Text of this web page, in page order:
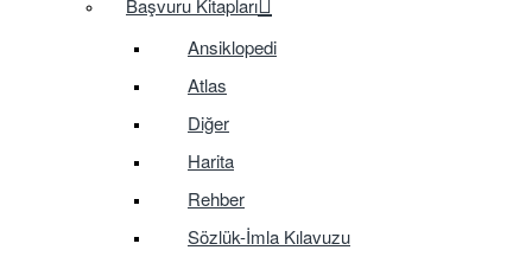
Ansiklopedi
Atlas
Diğer
Harita
Rehber
Sözlük-İmla Kılavuzu